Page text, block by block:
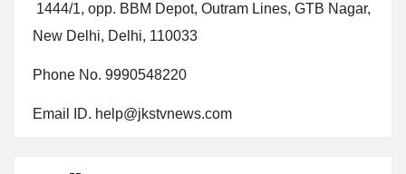
1444/1, opp. BBM Depot, Outram Lines, GTB Nagar,
New Delhi, Delhi, 110033
Phone No. 9990548220
Email ID. help@jkstvnews.com